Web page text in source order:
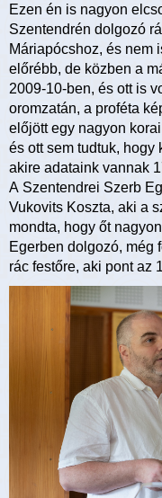
Ezen én is nagyon
Szentendrén dolgozó
Máriapócshoz, és nem
előrébb, de közben a
2009-10-ben, és ott is
oromzatán, a proféta
előjött egy nagyon
és ott sem tudtuk, hogy
akire adataink vannak
A Szentendrei Szerb
Vukovits Koszta, aki a
mondta, hogy őt
Egerben dolgozó, még
rác festőre, aki pont az